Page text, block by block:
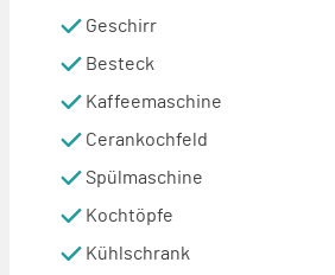
Geschirr
Besteck
Kaffeemaschine
Cerankochfeld
Spülmaschine
Kochtöpfe
Kühlschrank